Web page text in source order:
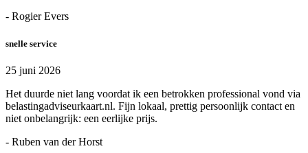
- Rogier Evers
snelle service
25 juni 2026
Het duurde niet lang voordat ik een betrokken professional vond via
belastingadviseurkaart.nl. Fijn lokaal, prettig persoonlijk contact en
niet onbelangrijk: een eerlijke prijs.
- Ruben van der Horst